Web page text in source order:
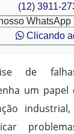
(12) 3911-
WhatsApp
Clicando
de
um papel